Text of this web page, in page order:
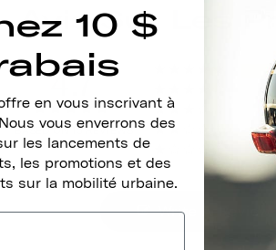
Avis Sur Les
4.7
BASED ON 15 REVIEWS
Write A Review
10 $
en vous inscrivant à
vous enverrons des
les lancements de
les promotions et des
sur la mobilité urbaine.